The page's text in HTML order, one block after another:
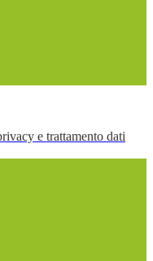
e trattamento dati